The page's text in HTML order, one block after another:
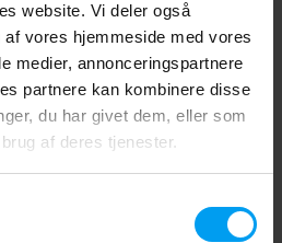
website. Vi deler også
vores hjemmeside med vores
medier, annonceringspartnere
partnere kan kombinere disse
du har givet dem, eller som
af deres tjenester.
exception has occurred (see the